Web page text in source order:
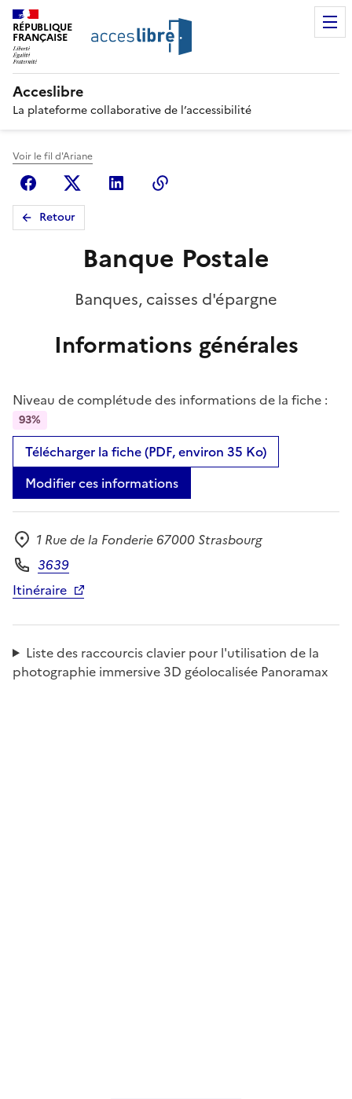
RÉPUBLIQUE
FRANÇAISE
Acceslibre
La plateforme collaborative de l’accessibilité
Voir le fil d'Ariane
FacebookX (anciennement Twitter)
Linkedin
Retour
Banque Postale
Banques, caisses d'épargne
Informations générales
Niveau de complétude des informations de la fiche :
93%
Télécharger la fiche (PDF, environ 35 Ko)
Modifier ces informations
Adresse
1 Rue de la Fonderie 67000 Strasbourg
Téléphone
3639
Itinéraire
Liste des raccourcis clavier pour l'utilisation de la
photographie immersive 3D géolocalisée Panoramax